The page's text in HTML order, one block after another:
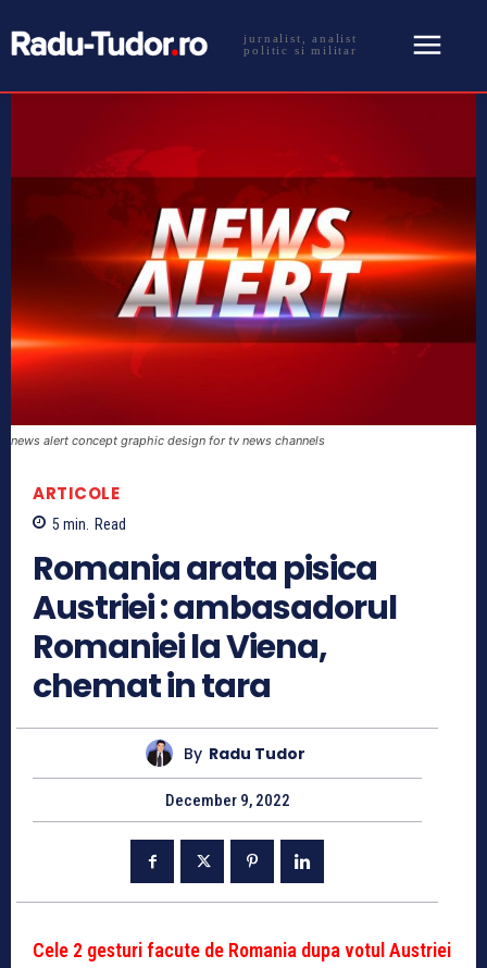
jurnalist, analist
politic si militar
news alert concept graphic design for tv news channels
ARTICOLE
5 min. Read
Romania arata pisica
Austriei : ambasadorul
Romaniei la Viena,
chemat in tara
By Radu Tudor
December 9, 2022
Cele 2 gesturi facute de Romania dupa votul Austriei